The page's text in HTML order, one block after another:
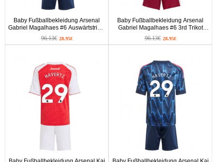
Baby Fußballbekleidung Arsenal
Gabriel Magalhaes #6 Auswärtstrikot
2025-26 Kurzarm (+ kurze hosen)
96.13€ 28.95€
Baby Fußballbekleidung Arsenal
Gabriel Magalhaes #6 3rd Trikot
2025-26 Kurzarm (+ kurze hosen)
96.13€ 28.95€